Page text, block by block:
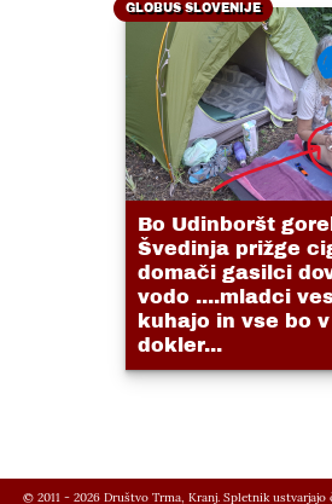
GLOBUS SLOVENIJE
Bo Udinboršt
Švedinja prižge
domači gasilci
vodo ....mladci
kuhajo in vse bo
dokler...
© 2011 - 2026 Društvo Trma, Kranj. Spletnik